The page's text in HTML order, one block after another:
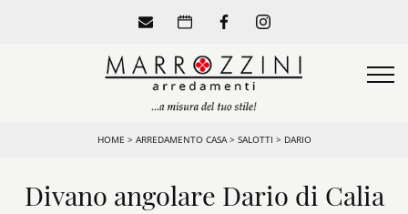
HOME > ARREDAMENTO CASA> SALOTTI > DARIO
Divano angolare Dario di Calia